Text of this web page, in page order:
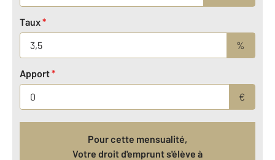
Taux*
%
Apport*
€
Pour cette mensualité,
Votre droit d'emprunt s'élève à